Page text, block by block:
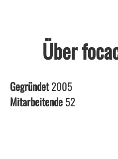
Über
Gegründet2005
Mitarbeitende52